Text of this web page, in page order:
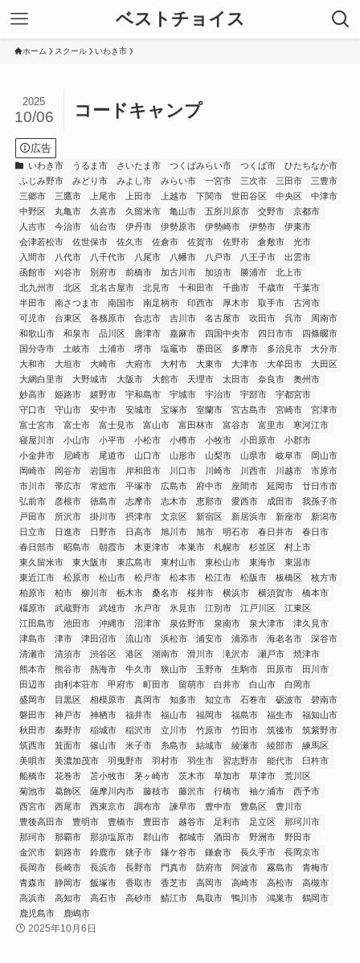
ベストチョイス
ホーム スクール いわき市
コードキャンプ
2025
10/06
広告
いわき市 うるま市 さいたま市 つくばみらい市 つくば市
ひたちなか市
ふじみ野市
みどり市 みよし市 みらい市 一宮市 三次市 三田市
三豊市
三郷市
三鷹市 上尾市 上田市 上越市 下関市 世田谷区 中央区
中津市
中野区
丸亀市 久喜市 久留米市 亀山市 五所川原市 交野市
京都市
人吉市
今治市 仙台市 伊丹市 伊勢原市 伊勢崎市 伊勢市
伊東市
会津若松市
佐世保市 佐久市 佐倉市 佐賀市 佐野市 倉敷市
光市
入間市
八代市 八千代市 八尾市 八幡市 八戸市 八王子市
出雲市
函館市
刈谷市 別府市 前橋市 加古川市 加須市 勝浦市
北上市
北九州市
北区 北名古屋市 北見市 十和田市 千曲市 千歳市
千葉市
半田市
南さつま市 南国市 南足柄市 印西市 厚木市 取手市
古河市
可児市
台東区 各務原市 合志市 吉川市 名古屋市 吹田市 呉市
周南市
和歌山市
和泉市 品川区 唐津市 嘉麻市 四国中央市 四日市市
四條畷市
国分寺市
土岐市 土浦市 堺市 塩竈市 墨田区 多摩市 多治見市
大分市
大和市
大垣市 大崎市 大府市 大村市 大東市 大津市 大牟田市
大田区
大網白里市
大野城市 大阪市 大館市 天理市 太田市 奈良市
奥州市
妙高市
姫路市 嬉野市 宇和島市 宇城市 宇治市 宇部市
宇都宮市
守口市
守山市 安中市 安城市 宝塚市 室蘭市 宮古島市 宮崎市
宮津市
富士宮市
富士市 富士見市 富山市 富田林市 富谷市 富里市
寒河江市
寝屋川市
小山市 小平市 小松市 小樽市 小牧市 小田原市
小郡市
小金井市
尼崎市 尾道市 山口市 山形市 山梨市 山県市 岐阜市
岡山市
岡崎市
岡谷市 岩国市 岸和田市 川口市 川崎市 川西市 川越市
市原市
市川市
帯広市 常総市 平塚市 広島市 府中市 座間市 延岡市
廿日市市
弘前市
彦根市 徳島市 志摩市 志木市 恵那市 愛西市 成田市
我孫子市
戸田市
所沢市 掛川市 摂津市 文京区 新宿区 新居浜市 新座市
新潟市
日立市
日進市 日野市 日高市 旭川市 旭市 明石市 春日井市
春日市
春日部市
昭島市 朝霞市 木更津市 本巣市 札幌市 杉並区
村上市
東久留米市
東大阪市 東広島市 東村山市 東松山市 東海市
東温市
東近江市
松原市 松山市 松戸市 松本市 松江市 松阪市 板橋区
枚方市
柏原市
柏市 柳川市 栃木市 桑名市 桜井市 横浜市 横須賀市
橋本市
橿原市
武蔵野市 武雄市 水戸市 氷見市 江別市 江戸川区
江東区
江田島市
池田市 沖縄市 沼津市 泉佐野市 泉南市 泉大津市
津久見市
津島市
津市 津田沼市 流山市 浜松市 浦安市 浦添市 海老名市
深谷市
清瀬市
清須市 渋谷区 港区 湖南市 滑川市 滝沢市 瀬戸市
焼津市
熊本市
熊谷市 熱海市 牛久市 狭山市 玉野市 生駒市 田原市
田川市
田辺市
由利本荘市 甲府市 町田市 留萌市 白井市 白山市
白岡市
盛岡市
目黒区 相模原市 真岡市 知多市 知立市 石巻市 砺波市
碧南市
磐田市
神戸市 神栖市 福井市 福山市 福岡市 福島市 福生市
福知山市
秋田市
秦野市 稲城市 稲沢市 立川市 竹原市 竹田市 筑後市
筑紫野市
筑西市
箕面市 篠山市 米子市 糸島市 結城市 綾瀬市 綾部市
練馬区
美唄市
美濃加茂市 羽曳野市 羽村市 羽生市 習志野市 能代市
臼杵市
船橋市
花巻市 苫小牧市 茅ヶ崎市 茨木市 草加市 草津市
荒川区
菊池市
葛飾区 薩摩川内市 藤枝市 藤沢市 行橋市 袖ケ浦市
西予市
西宮市
西尾市 西東京市 調布市 諫早市 豊中市 豊島区
豊川市
豊後高田市
豊明市 豊橋市 豊田市 越谷市 足利市 足立区
那珂川市
那珂市
那覇市 那須塩原市 郡山市 都城市 酒田市 野洲市
野田市
金沢市
釧路市 鈴鹿市 銚子市 鎌ケ谷市 鎌倉市 長久手市
長岡京市
長岡市
長崎市 長浜市 長野市 門真市 防府市 阿波市 霧島市
青梅市
青森市
静岡市 飯塚市 香取市 香芝市 高岡市 高崎市 高松市
高槻市
高浜市
高知市 高石市 高砂市 鯖江市 鳥取市 鴨川市 鴻巣市
鶴岡市
鹿児島市
鹿嶋市
2025年10月6日